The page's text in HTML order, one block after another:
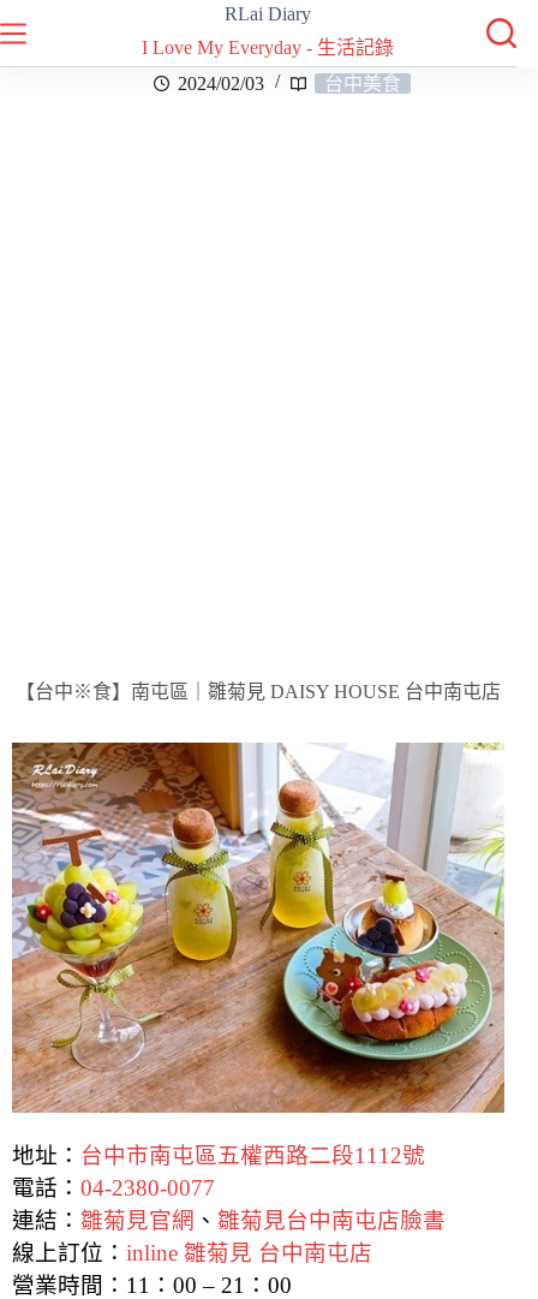
RLai Diary
I Love My Everyday - 生活記錄
2024/02/03
台中美食
【台中※食】南屯區｜雛菊見 DAISY HOUSE 台中南屯店
地址： 台中市南屯區五權西路二段1112號
電話： 04-2380-0077
連結： 雛菊見官網 、 雛菊見台中南屯店臉書
線上訂位： inline 雛菊見 台中南屯店
營業時間：11：00 – 21：00